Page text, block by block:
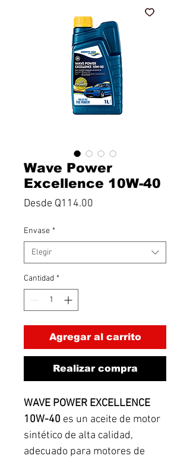
Wave Power
Excellence 10W-40
Desde Q114.00
Envase *
Elegir
Cantidad *
Agregar al carrito
Realizar compra
WAVE POWER EXCELLENCE
10W-40 es un aceite de motor
sintético de alta calidad,
adecuado para motores de